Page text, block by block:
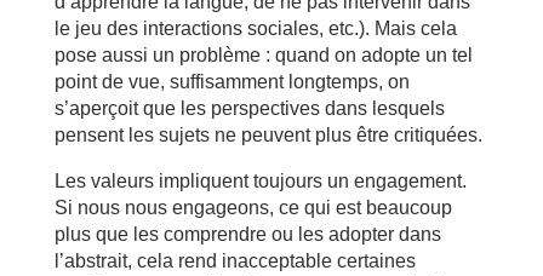
le jeu des interactions sociales, etc.). Mais cela
pose aussi un problème : quand on adopte un tel
point de vue, suffisamment longtemps, on
s’aperçoit que les perspectives dans lesquels
pensent les sujets ne peuvent plus être critiquées.
Les valeurs impliquent toujours un engagement.
Si nous nous engageons, ce qui est beaucoup
plus que les comprendre ou les adopter dans
l’abstrait, cela rend inacceptable certaines